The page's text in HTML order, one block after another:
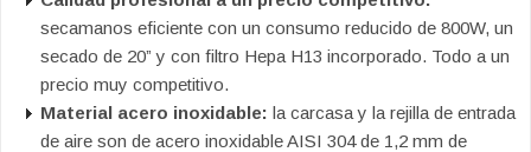
secamanos eficiente con un consumo reducido de 800W, un
secado de 20” y con filtro Hepa H13 incorporado. Todo a un
precio muy competitivo.
Material acero inoxidable: la carcasa y la rejilla de entrada
de aire son de acero inoxidable AISI 304 de 1,2 mm de